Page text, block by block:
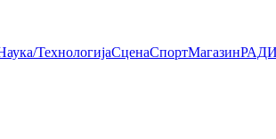
ТехнологијаСценаСпортМагазин